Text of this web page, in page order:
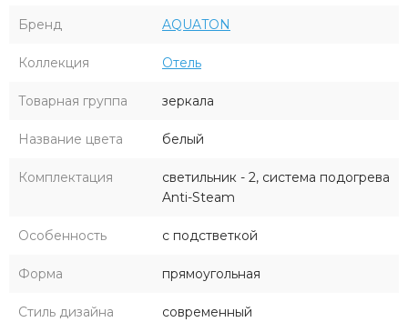
Бренд AQUATON
Коллекция Отель
Товарная группа зеркала
Название цвета белый
Комплектация
светильник - 2, система подогрева
Anti-Steam
Особенность с подстветкой
Форма прямоугольная
Стиль дизайна современный